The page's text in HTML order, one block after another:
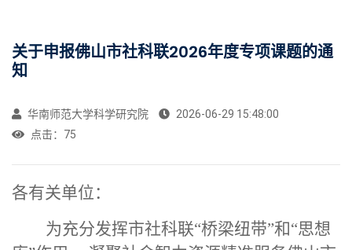
关于申报佛山市社科联2026年度专项课题的通
知
华南师范大学科学研究院
2026-06-29 15:48:00
点击： 75
各有关单位：
为充分发挥市社科联“桥梁纽带”和“思想